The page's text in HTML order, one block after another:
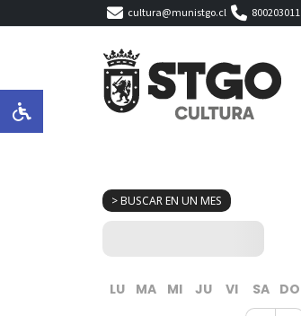
cultura@munistgo.cl 800203011
> BUSCAR EN UN MES
LU MA MI JU VI SA DO